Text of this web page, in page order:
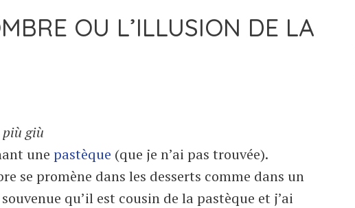
OU L’ILLUSION DE LA
giù
une pastèque (que je n’ai pas trouvée).
se promène dans les desserts comme dans un
qu’il est cousin de la pastèque et j’ai